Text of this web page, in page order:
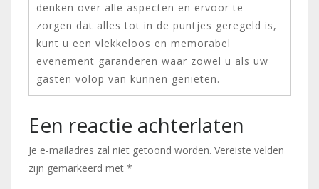
denken over alle aspecten en ervoor te
zorgen dat alles tot in de puntjes geregeld is,
kunt u een vlekkeloos en memorabel
evenement garanderen waar zowel u als uw
gasten volop van kunnen genieten.
Een reactie achterlaten
Je e-mailadres zal niet getoond worden. Vereiste velden
zijn gemarkeerd met *